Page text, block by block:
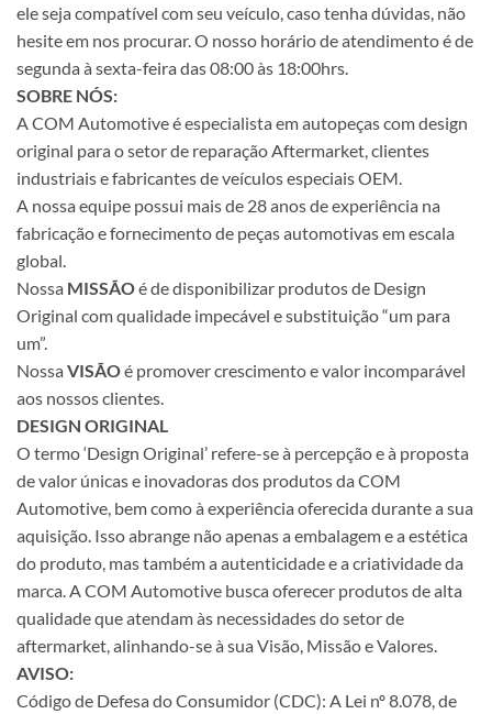
ele seja compatível com seu veículo, caso tenha dúvidas, não
hesite em nos procurar. O nosso horário de atendimento é de
segunda à sexta-feira das 08:00 às 18:00hrs.
SOBRE NÓS:
A COM Automotive é especialista em autopeças com design
original para o setor de reparação Aftermarket, clientes
industriais e fabricantes de veículos especiais OEM.
A nossa equipe possui mais de 28 anos de experiência na
fabricação e fornecimento de peças automotivas em escala
global.
Nossa MISSÃOé de disponibilizar produtos de Design
Original com qualidade impecável e substituição “um para
um”.
Nossa VISÃOé promover crescimento e valor incomparável
aos nossos clientes.
DESIGN ORIGINAL
O termo ‘Design Original’ refere-se à percepção e à proposta
de valor únicas e inovadoras dos produtos da COM
Automotive, bem como à experiência oferecida durante a sua
aquisição. Isso abrange não apenas a embalagem e a estética
do produto, mas também a autenticidade e a criatividade da
marca. A COM Automotive busca oferecer produtos de alta
qualidade que atendam às necessidades do setor de
aftermarket, alinhando-se à sua Visão, Missão e Valores.
AVISO:
Código de Defesa do Consumidor (CDC): A Lei nº 8.078, de